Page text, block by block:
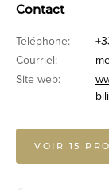
Contact
Téléphone:
Courriel:
Site web:
VOIR 15